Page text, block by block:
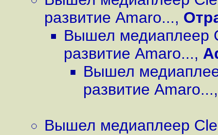
развитие Amaro...,
Вышел медиаплеер
развитие Amaro...,
Вышел
развитие Amaro...
Вышел медиаплеер